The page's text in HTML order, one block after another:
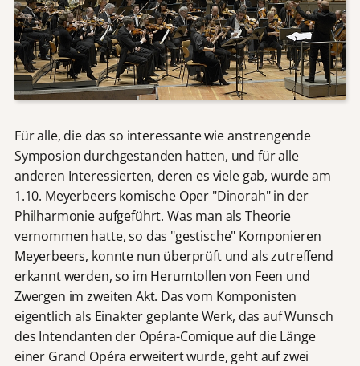
Für alle, die das so interessante wie anstrengende
Symposion durchgestanden hatten, und für alle
anderen Interessierten, deren es viele gab, wurde am
1.10. Meyerbeers komische Oper "Dinorah" in der
Philharmonie aufgeführt. Was man als Theorie
vernommen hatte, so das "gestische" Komponieren
Meyerbeers, konnte nun überprüft und als zutreffend
erkannt werden, so im Herumtollen von Feen und
Zwergen im zweiten Akt. Das vom Komponisten
eigentlich als Einakter geplante Werk, das auf Wunsch
des Intendanten der Opéra-Comique auf die Länge
einer Grand Opéra erweitert wurde, geht auf zwei